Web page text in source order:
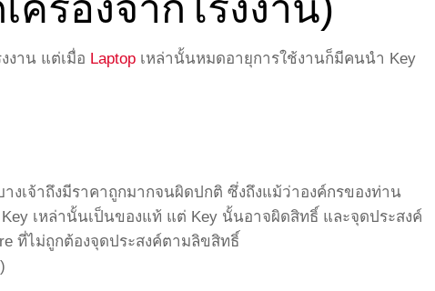
งาน แต่เมื่อ Laptop เหล่านั้นหมดอายุการใช้งานก็มีคนนำ Key
งเจ้าถึงมีราคาถูกมากจนผิดปกติ ซึ่งถึงแม้ว่าองค์กรของท่าน
เหล่านั้นเป็นของแท้ แต่ Key นั้นอาจผิดสิทธิ์ และจุดประสงค์
ที่ไม่ถูกต้องจุดประสงค์ตามลิขสิทธิ์
)